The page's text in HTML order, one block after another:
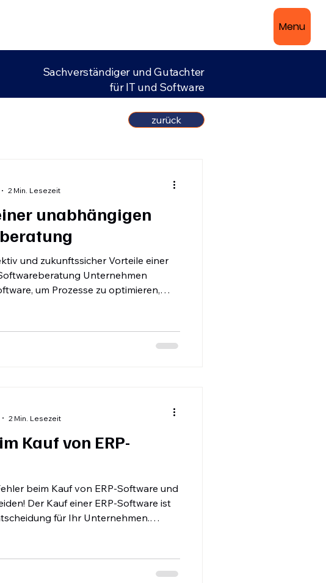
Menu
Sachverständiger und Gutachter
für IT und Software
unabhängigen
und zukunftssicher Vorteile einer
Unternehmen
um Prozesse zu optimieren,
auszuwählen, Risiken zu minimieren
Umsetzung reibungslos zu gestalten.
2 Min. Lesezeit
Kauf von ERP-
beim Kauf von ERP-Software und
Der Kauf einer ERP-Software ist
für Ihr Unternehmen.
Fehlende klare Anforderungen
Ohne detaillierte Prozessanalyse
2 Min. Lesezeit
zurück